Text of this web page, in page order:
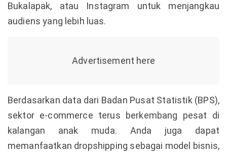
Bukalapak, atau Instagram untuk menjangkau
audiens yang lebih luas.
Berdasarkan data dari Badan Pusat Statistik (BPS),
sektor e-commerce terus berkembang pesat di
kalangan anak muda. Anda juga dapat
memanfaatkan dropshipping sebagai model bisnis,